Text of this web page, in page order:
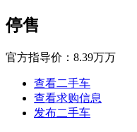
停售
官方指导价： 8.39万万
查看二手车
查看求购信息
发布二手车